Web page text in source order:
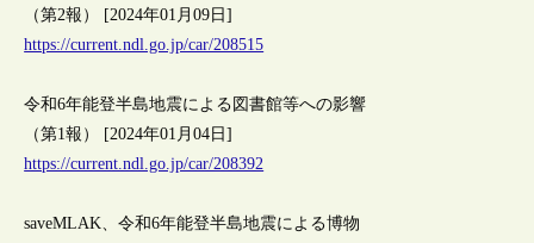
（第2報） [2024年01月09日]
https://current.ndl.go.jp/car/208515
令和6年能登半島地震による図書館等への影響
（第1報） [2024年01月04日]
https://current.ndl.go.jp/car/208392
saveMLAK、令和6年能登半島地震による博物